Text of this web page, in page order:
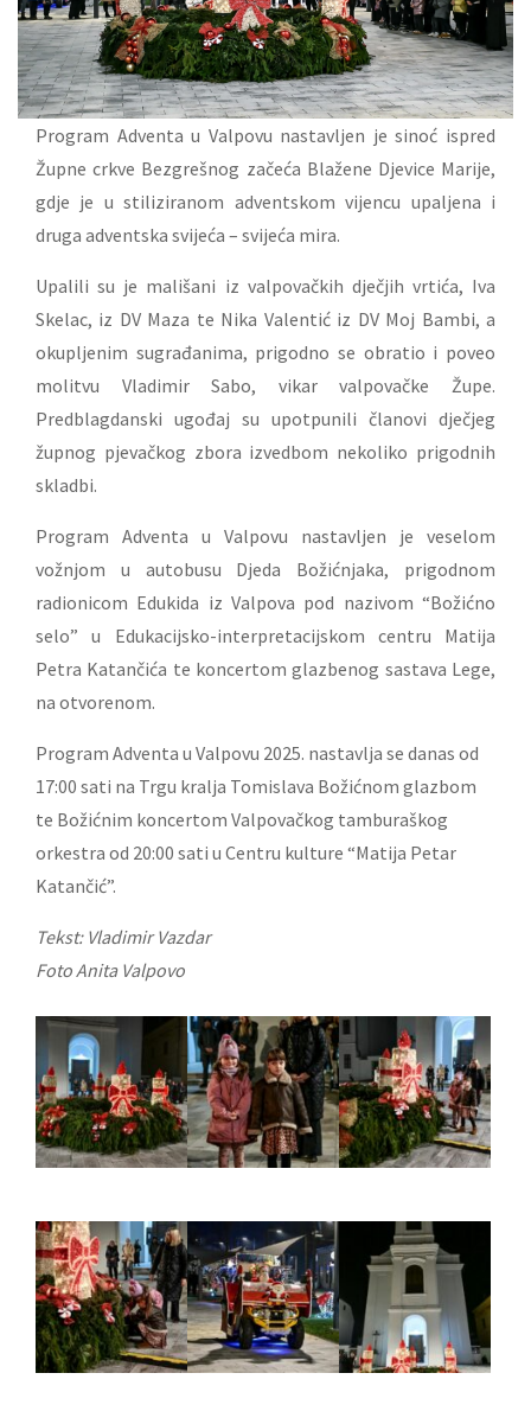
Program Adventa u Valpovu nastavljen je sinoć ispred
Župne crkve Bezgrešnog začeća Blažene Djevice Marije,
gdje je u stiliziranom adventskom vijencu upaljena i
druga adventska svijeća – svijeća mira.
Upalili su je mališani iz valpovačkih dječjih vrtića, Iva
Skelac, iz DV Maza te Nika Valentić iz DV Moj Bambi, a
okupljenim sugrađanima, prigodno se obratio i poveo
molitvu Vladimir Sabo, vikar valpovačke Župe.
Predblagdanski ugođaj su upotpunili članovi dječjeg
župnog pjevačkog zbora izvedbom nekoliko prigodnih
skladbi.
Program Adventa u Valpovu nastavljen je veselom
vožnjom u autobusu Djeda Božićnjaka, prigodnom
radionicom Edukida iz Valpova pod nazivom “Božićno
selo” u Edukacijsko-interpretacijskom centru Matija
Petra Katančića te koncertom glazbenog sastava Lege,
na otvorenom.
Program Adventa u Valpovu 2025. nastavlja se danas od
17:00 sati na Trgu kralja Tomislava Božićnom glazbom
te Božićnim koncertom Valpovačkog tamburaškog
orkestra od 20:00 sati u Centru kulture “Matija Petar
Katančić”.
Tekst: Vladimir Vazdar
Foto Anita Valpovo